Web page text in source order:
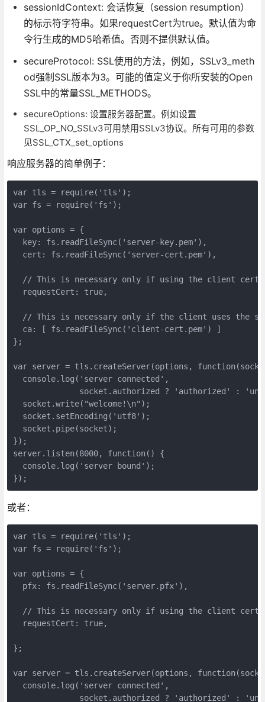
sessionIdContext: 会话恢复（session resumption）
的标示符字符串。如果requestCert为true。默认值为命
令行生成的MD5哈希值。否则不提供默认值。
secureProtocol: SSL使用的方法，例如，SSLv3_meth
od强制SSL版本为3。可能的值定义于你所安装的Open
SSL中的常量SSL_METHODS。
secureOptions: 设置服务器配置。例如设置
SSL_OP_NO_SSLv3可用禁用SSLv3协议。所有可用的参数
见SSL_CTX_set_options
响应服务器的简单例子：
var tls = require('tls');
var fs = require('fs');
var options = {
  key: fs.readFileSync('server-key.pem'),
  cert: fs.readFileSync('server-cert.pem'),
// This is necessary only if using the client
  requestCert: true,
// This is necessary only if the client uses the
  ca: [ fs.readFileSync('client-cert.pem') ]
};
var server = tls.createServer(options,
  console.log('server connected',
socket.authorized ? 'authorized' :
  socket.write("welcome!\n");
  socket.setEncoding('utf8');
  socket.pipe(socket);
});
server.listen(8000, function() {
  console.log('server bound');
});
或者：
var tls = require('tls');
var fs = require('fs');
var options = {
  pfx: fs.readFileSync('server.pfx'),
// This is necessary only if using the client
  requestCert: true,
};
var server = tls.createServer(options,
  console.log('server connected',
socket.authorized ? 'authorized' :